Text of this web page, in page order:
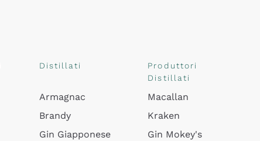
Distillati
Armagnac
Brandy
Gin Giapponese
Produttori
Distillati
Macallan
Kraken
Gin Mokey's